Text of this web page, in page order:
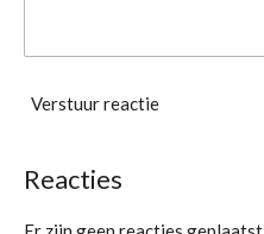
Verstuur reactie
Reacties